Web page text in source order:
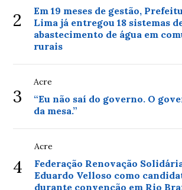
2
Em 19 meses de gestão,
Lima já entregou 18 sistemas
abastecimento de água em
rurais
3
Acre
“Eu não saí do governo. O
da mesa.”
4
Acre
Federação Renovação
Eduardo Velloso como
durante convenção em Rio